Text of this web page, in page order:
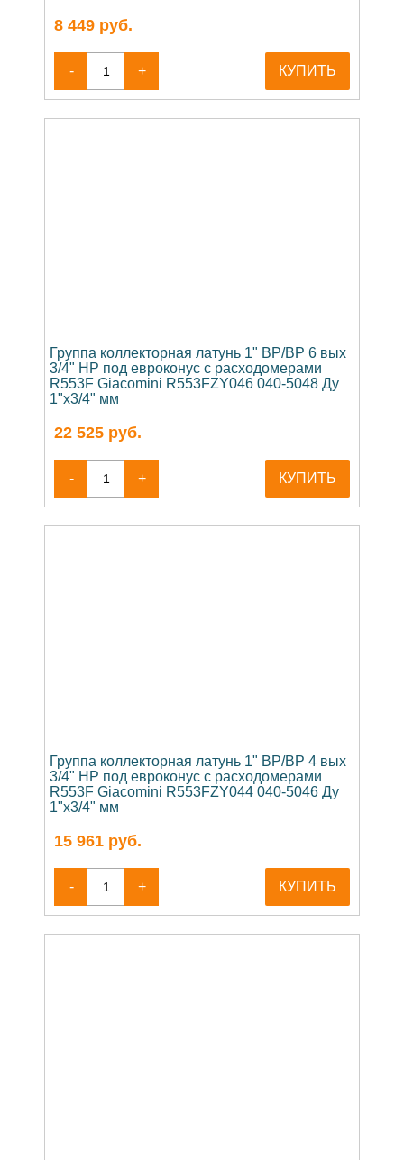
8 449 руб.
- + КУПИТЬ
Группа коллекторная латунь 1" ВР/ВР 6 вых
3/4" НР под евроконус с расходомерами
R553F Giacomini R553FZY046 040-5048 Ду
1"х3/4" мм
22 525 руб.
- + КУПИТЬ
Группа коллекторная латунь 1" ВР/ВР 4 вых
3/4" НР под евроконус с расходомерами
R553F Giacomini R553FZY044 040-5046 Ду
1"х3/4" мм
15 961 руб.
- + КУПИТЬ